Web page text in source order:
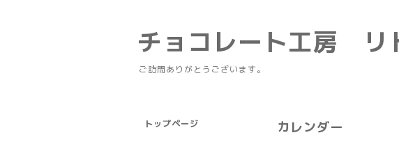
チョコレート工房 リ
ご訪問ありがとうございます。
カレンダー
トップページ